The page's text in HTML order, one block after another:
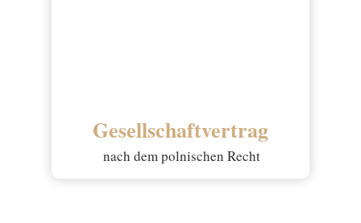
Gesellschaftvertrag
nach dem polnischen Recht